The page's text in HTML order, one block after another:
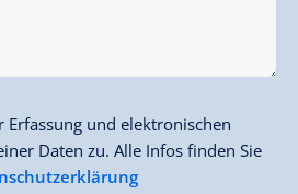
und elektronischen
Daten zu. Alle Infos finden Sie